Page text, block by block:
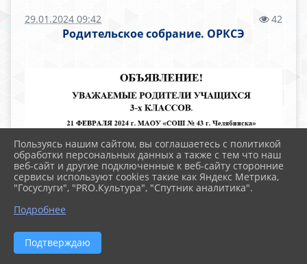
29.01.2024 09:42 42
Родительское собрание. ОРКСЭ
Пользуясь нашим сайтом, вы соглашаетесь с политикой
обработки персональных данных а также с тем что наш
веб-сайт и другие подключенные к веб-сайту сторонние
сервисы используют cookies такие как Яндекс Метрика,
"Госуслуги", "PRO.Культура", "Спутник аналитика".
Подробнее
Подтверждаю